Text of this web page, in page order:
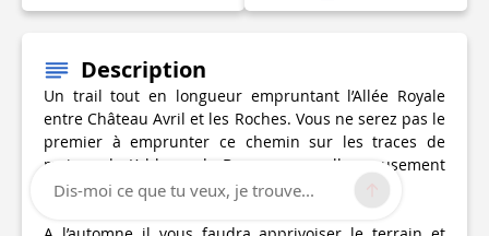
Description
Un trail tout en longueur empruntant l’Allée Royale
entre Château Avril et les Roches. Vous ne serez pas le
premier à emprunter ce chemin sur les traces de
moines de L’abbaye de Bonnevaux malheureusement
disparue.
Dis-moi ce que tu veux, je trouve...